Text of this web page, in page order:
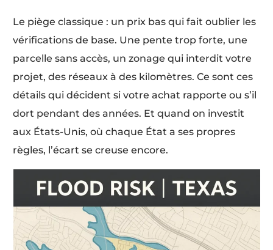
Le piège classique : un prix bas qui fait oublier les
vérifications de base. Une pente trop forte, une
parcelle sans accès, un zonage qui interdit votre
projet, des réseaux à des kilomètres. Ce sont ces
détails qui décident si votre achat rapporte ou s’il
dort pendant des années. Et quand on investit
aux États-Unis, où chaque État a ses propres
règles, l’écart se creuse encore.